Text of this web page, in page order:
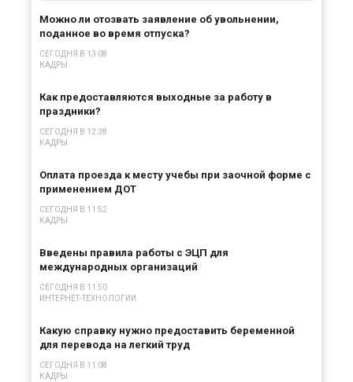
Можно ли отозвать заявление об увольнении,
поданное во время отпуска?
СЕГОДНЯ В 13:08
КАДРЫ
Как предоставляются выходные за работу в
праздники?
СЕГОДНЯ В 12:38
КАДРЫ
Оплата проезда к месту учебы при заочной форме с
применением ДОТ
СЕГОДНЯ В 11:52
КАДРЫ
Введены правила работы с ЭЦП для
международных организаций
СЕГОДНЯ В 11:50
ИНТЕРНЕТ-ТЕХНОЛОГИИ
Какую справку нужно предоставить беременной
для перевода на легкий труд
СЕГОДНЯ В 11:08
КАДРЫ